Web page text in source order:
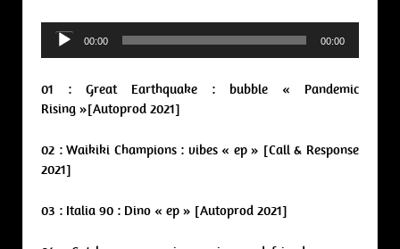
Audio
Player
00:00 00:00
01 : Great Earthquake : bubble « Pandemic
Rising »[Autoprod 2021]
02 : Waikiki Champions : vibes « ep » [Call & Response
2021]
03 : Italia 90 : Dino « ep » [Autoprod 2021]